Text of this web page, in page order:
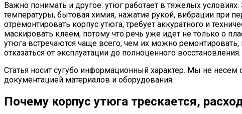
Важно понимать и другое: утюг работает в тяжелых
температуры, бытовая химия, нажатие рукой, вибрации при
отремонтировать корпус утюга, требует аккуратного и
маскировать клеем, потому что речь уже идет не только о
утюга встречаются чаще всего, чем их можно
отказаться от эксплуатации до полноценного восстановления.
Статья носит сугубо информационный характер. Мы не
документацией материалов и оборудования.
Почему корпус утюга трескается,